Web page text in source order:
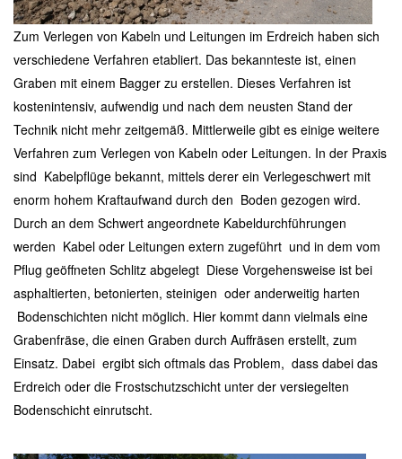
Zum Verlegen von Kabeln und Leitungen im Erdreich haben sich
verschiedene Verfahren etabliert. Das bekannteste ist, einen
Graben mit einem Bagger zu erstellen. Dieses Verfahren ist
kostenintensiv, aufwendig und nach dem neusten Stand der
Technik nicht mehr zeitgemäß. Mittlerweile gibt es einige weitere
Verfahren zum Verlegen von Kabeln oder Leitungen. In der Praxis
sind Kabelpflüge bekannt, mittels derer ein Verlegeschwert mit
enorm hohem Kraftaufwand durch den Boden gezogen wird.
Durch an dem Schwert angeordnete Kabeldurchführungen
werden Kabel oder Leitungen extern zugeführt und in dem vom
Pflug geöffneten Schlitz abgelegt Diese Vorgehensweise ist bei
asphaltierten, betonierten, steinigen oder anderweitig harten
Bodenschichten nicht möglich. Hier kommt dann vielmals eine
Grabenfräse, die einen Graben durch Auffräsen erstellt, zum
Einsatz. Dabei ergibt sich oftmals das Problem, dass dabei das
Erdreich oder die Frostschutzschicht unter der versiegelten
Bodenschicht einrutscht.